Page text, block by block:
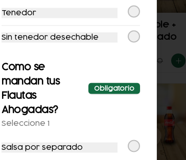
Fuego +
$365.00
Combo Pozole +
Sope C/guisado
$228.00
10% -13%
Tenedor
Sin tenedor desechable
Como se
mandan tus
Flautas
Ahogadas?
Obligatorio
Seleccione 1
Salsa por separado